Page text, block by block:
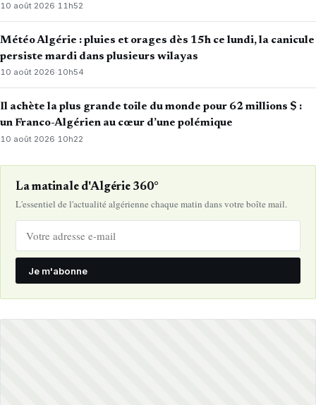
10 août 2026·11h52
Météo Algérie : pluies et orages dès 15h ce lundi, la canicule
persiste mardi dans plusieurs wilayas
10 août 2026·10h54
Il achète la plus grande toile du monde pour 62 millions $ :
un Franco-Algérien au cœur d’une polémique
10 août 2026· 10h22
La matinale d'Algérie 360°
L'essentiel de l'actualité algérienne chaque matin dans votre boîte mail.
Je m'abonne